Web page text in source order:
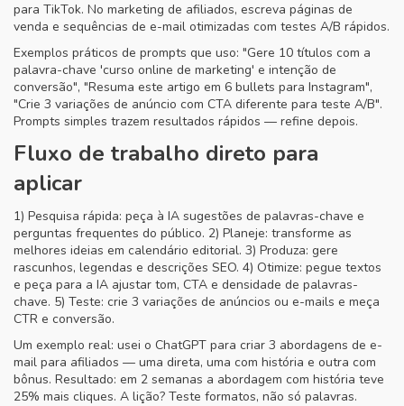
para TikTok. No marketing de afiliados, escreva páginas de
venda e sequências de e-mail otimizadas com testes A/B rápidos.
Exemplos práticos de prompts que uso: "Gere 10 títulos com a
palavra-chave 'curso online de marketing' e intenção de
conversão", "Resuma este artigo em 6 bullets para Instagram",
"Crie 3 variações de anúncio com CTA diferente para teste A/B".
Prompts simples trazem resultados rápidos — refine depois.
Fluxo de trabalho direto para
aplicar
1) Pesquisa rápida: peça à IA sugestões de palavras-chave e
perguntas frequentes do público. 2) Planeje: transforme as
melhores ideias em calendário editorial. 3) Produza: gere
rascunhos, legendas e descrições SEO. 4) Otimize: pegue textos
e peça para a IA ajustar tom, CTA e densidade de palavras-
chave. 5) Teste: crie 3 variações de anúncios ou e-mails e meça
CTR e conversão.
Um exemplo real: usei o ChatGPT para criar 3 abordagens de e-
mail para afiliados — uma direta, uma com história e outra com
bônus. Resultado: em 2 semanas a abordagem com história teve
25% mais cliques. A lição? Teste formatos, não só palavras.